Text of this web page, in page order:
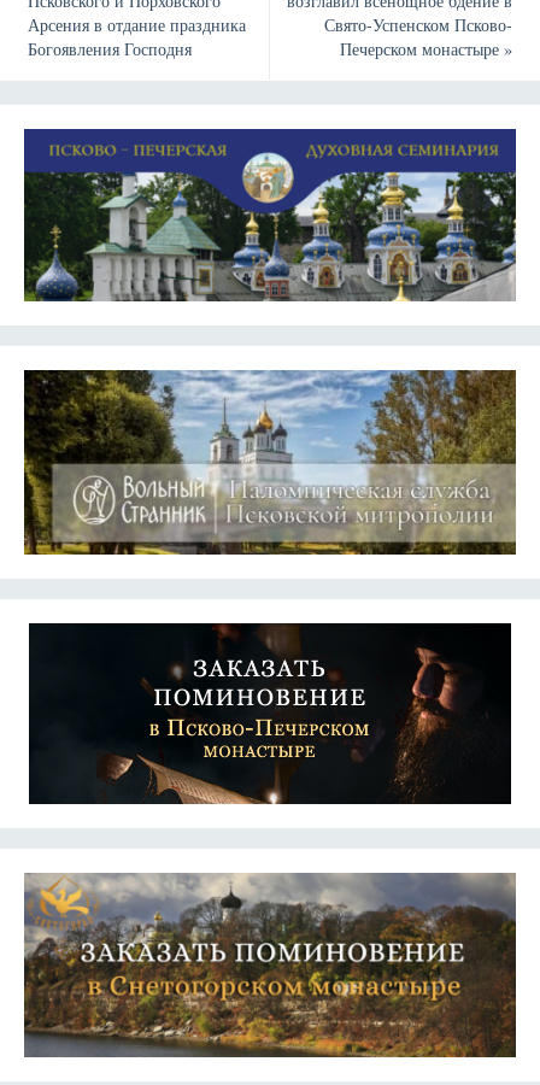
Арсения в отдание праздника
Богоявления Господня
Свято-Успенском Псково-
Печерском монастыре»